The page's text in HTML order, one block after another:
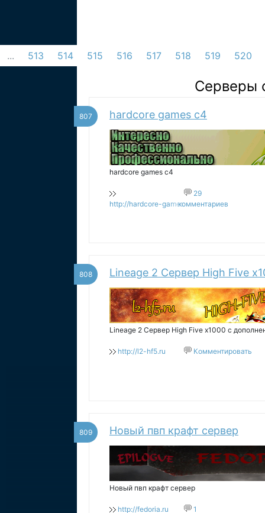
... 513 514 515 516 517 518 519 520
Серверы
807 hardcore games c4
hardcore games c4
http://hardcore-games.ru
29
комментариев
808 Lineage 2 Сервер High Five
Lineage 2 Сервер High Five x1000 с
http://l2-hf5.ru Комментировать
809 Новый пвп крафт сервер
Новый пвп крафт сервер
http://fedoria.ru
1